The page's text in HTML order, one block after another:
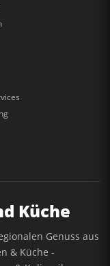
Küche
Genuss aus
& Küche -